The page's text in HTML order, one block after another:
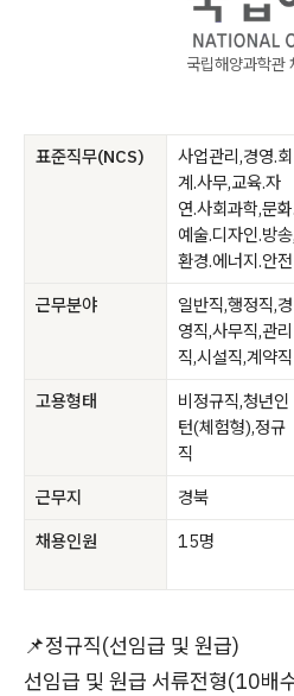
국립해양과학관
표준직무(NCS)
사업관리,경영.회
계.사무,교육.자
연.사회과학,문화.
예술.디자인.방송,
환경.에너지.안전
근무분야
일반직,행정직,경
영직,사무직,관리
직,시설직,계약직
고용형태
비정규직,청년인
턴(체험형),정규
직
근무지 경북
채용인원
15명
📌정규직(선임급 및 원급)
선임급 및 원급 서류전형(10배